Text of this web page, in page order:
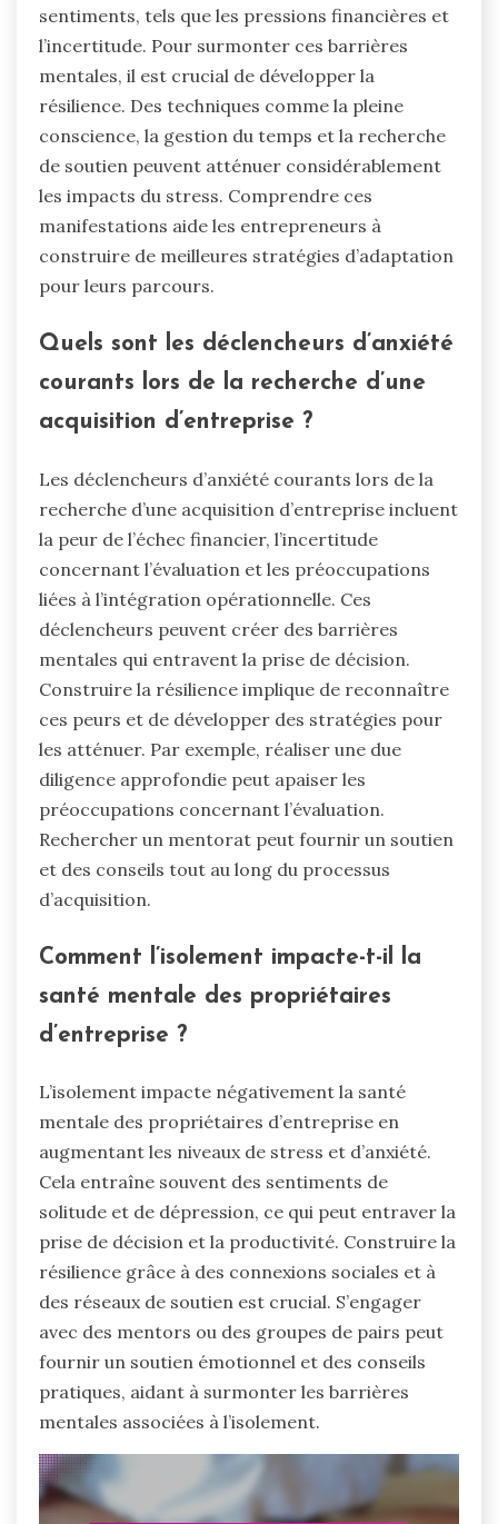
sentiments, tels que les pressions financières et
l’incertitude. Pour surmonter ces barrières
mentales, il est crucial de développer la
résilience. Des techniques comme la pleine
conscience, la gestion du temps et la recherche
de soutien peuvent atténuer considérablement
les impacts du stress. Comprendre ces
manifestations aide les entrepreneurs à
construire de meilleures stratégies d’adaptation
pour leurs parcours.
Quels sont les déclencheurs d’anxiété
courants lors de la recherche d’une
acquisition d’entreprise ?
Les déclencheurs d’anxiété courants lors de la
recherche d’une acquisition d’entreprise incluent
la peur de l’échec financier, l’incertitude
concernant l’évaluation et les préoccupations
liées à l’intégration opérationnelle. Ces
déclencheurs peuvent créer des barrières
mentales qui entravent la prise de décision.
Construire la résilience implique de reconnaître
ces peurs et de développer des stratégies pour
les atténuer. Par exemple, réaliser une due
diligence approfondie peut apaiser les
préoccupations concernant l’évaluation.
Rechercher un mentorat peut fournir un soutien
et des conseils tout au long du processus
d’acquisition.
Comment l’isolement impacte-t-il la
santé mentale des propriétaires
d’entreprise ?
L’isolement impacte négativement la santé
mentale des propriétaires d’entreprise en
augmentant les niveaux de stress et d’anxiété.
Cela entraîne souvent des sentiments de
solitude et de dépression, ce qui peut entraver la
prise de décision et la productivité. Construire la
résilience grâce à des connexions sociales et à
des réseaux de soutien est crucial. S’engager
avec des mentors ou des groupes de pairs peut
fournir un soutien émotionnel et des conseils
pratiques, aidant à surmonter les barrières
mentales associées à l’isolement.